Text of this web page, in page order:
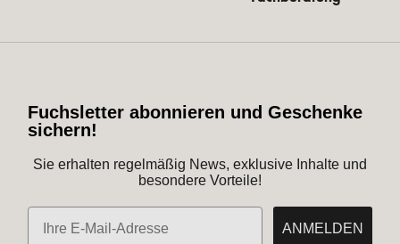
Fuchsletter abonnieren und Geschenke
sichern!
Sie erhalten regelmäßig News, exklusive Inhalte und
besondere Vorteile!
E-Mail
ANMELDEN